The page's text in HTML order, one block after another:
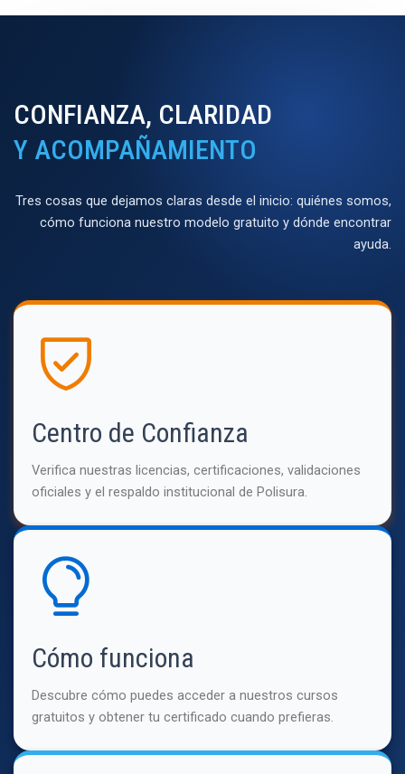
CONFIANZA, CLARIDAD
Y ACOMPAÑAMIENTO
Tres cosas que dejamos claras desde el inicio: quiénes somos,
cómo funciona nuestro modelo gratuito y dónde encontrar
ayuda.
Centro de Confianza
Verifica nuestras licencias, certificaciones, validaciones
oficiales y el respaldo institucional de Polisura.
Cómo funciona
Descubre cómo puedes acceder a nuestros cursos
gratuitos y obtener tu certificado cuando prefieras.